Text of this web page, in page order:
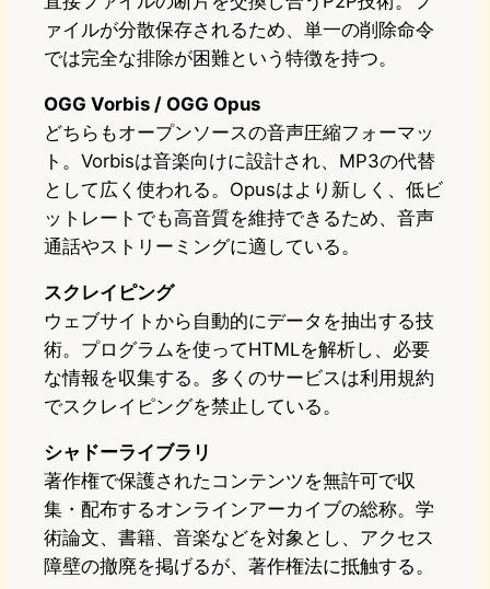
ァイルが分散保存されるため、単一の削除命令
では完全な排除が困難という特徴を持つ。
OGG Vorbis / OGG Opus
どちらもオープンソースの音声圧縮フォーマッ
ト。Vorbisは音楽向けに設計され、MP3の代替
として広く使われる。Opusはより新しく、低ビ
ットレートでも高音質を維持できるため、音声
通話やストリーミングに適している。
スクレイピング
ウェブサイトから自動的にデータを抽出する技
術。プログラムを使ってHTMLを解析し、必要
な情報を収集する。多くのサービスは利用規約
でスクレイピングを禁止している。
シャドーライブラリ
著作権で保護されたコンテンツを無許可で収
集・配布するオンラインアーカイブの総称。学
術論文、書籍、音楽などを対象とし、アクセス
障壁の撤廃を掲げるが、著作権法に抵触する。